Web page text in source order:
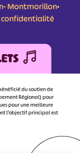
Montmorillon•
confidentialité
du soutien de
Régional) pour
pour une meilleure
l’objectif principal est